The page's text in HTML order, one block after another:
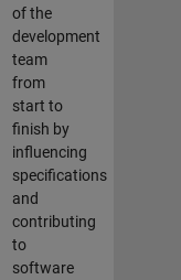
of the
development
team
from
start to
finish by
influencing
specifications
and
contributing
to
software